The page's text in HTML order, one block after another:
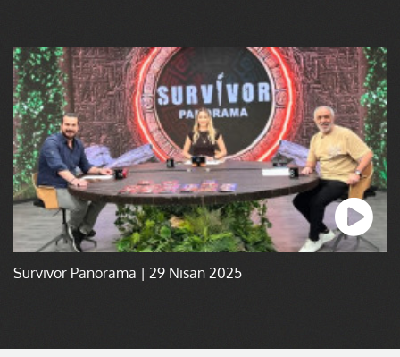
Survivor Panorama | 29 Nisan 2025